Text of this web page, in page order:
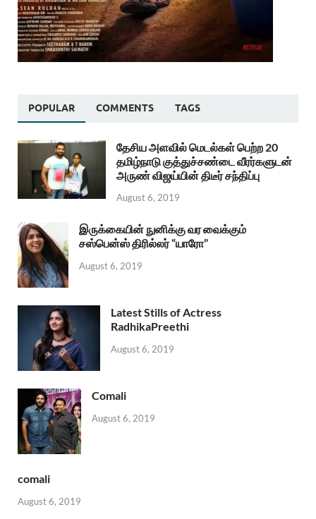
POPULAR COMMENTS TAGS
தேசிய அளவில் மெடல்கள் பெற்ற 20
தமிழ்நாடு குத்துச்சண்டை வீரர்களுடன்
அருண் விஜய்யின் திடீர் சந்திப்பு
August 6, 2019
இருக்கையின் நுனிக்கு வர வைக்கும்
சஸ்பென்ஸ் திரில்லர் “யாரோ”
August 6, 2019
Latest Stills of Actress
RadhikaPreethi
August 6, 2019
Comali
August 6, 2019
comali
August 6, 2019